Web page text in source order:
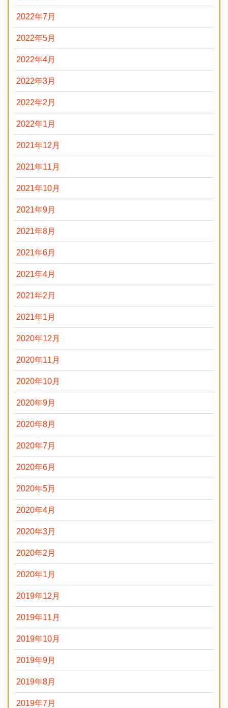
2022年7月
2022年5月
2022年4月
2022年3月
2022年2月
2022年1月
2021年12月
2021年11月
2021年10月
2021年9月
2021年8月
2021年6月
2021年4月
2021年2月
2021年1月
2020年12月
2020年11月
2020年10月
2020年9月
2020年8月
2020年7月
2020年6月
2020年5月
2020年4月
2020年3月
2020年2月
2020年1月
2019年12月
2019年11月
2019年10月
2019年9月
2019年8月
2019年7月